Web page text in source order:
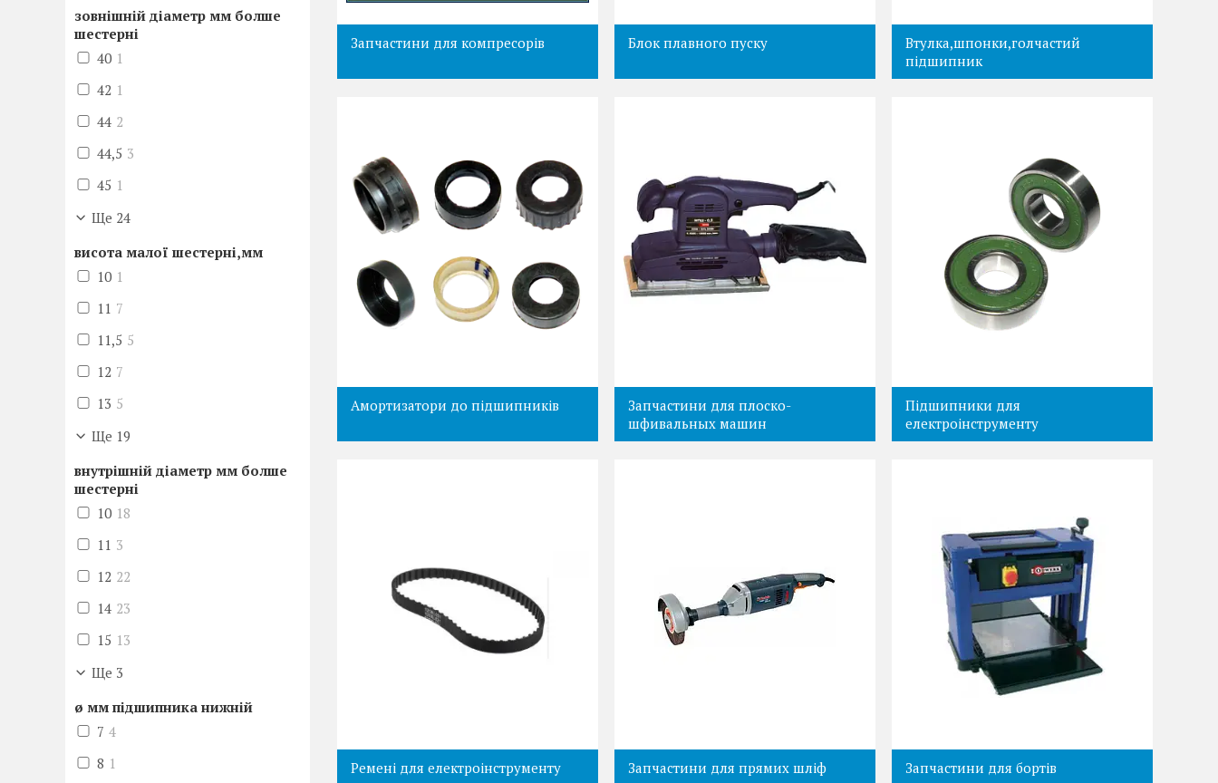
Запчастини для компресорів Блок плавного пуску
Втулка,шпонки,голчастий
підшипник
Амортизатори до підшипників
Запчастини для плоско-
шфивальных машин
Підшипники для
електроінструменту
Ремені для електроінструменту
Запчастини для прямих шліф
Запчастини для бортів
зовнішній діаметр мм болше
шестерні
40 1
42 1
44 2
44,5 3
45 1
Ще 24
висота малої шестерні,мм
10 1
11 7
11,5 5
12 7
13 5
Ще 19
внутрішній діаметр мм болше
шестерні
10 18
11 3
12 22
14 23
15 13
Ще 3
ø мм підшипника нижній
7 4
8 1